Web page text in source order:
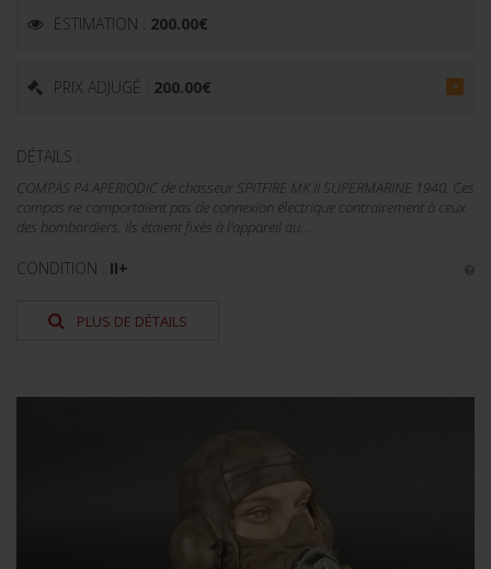
ESTIMATION : 200.00€
PRIX ADJUGÉ : 200.00€ =
DÉTAILS :
COMPAS P4 APERIODIC de chasseur SPITFIRE MK II SUPERMARINE 1940. Ces
compas ne comportaient pas de connexion électrique contrairement à ceux
des bombardiers. Ils étaient fixés à l'appareil au...
CONDITION : II+
PLUS DE DÉTAILS